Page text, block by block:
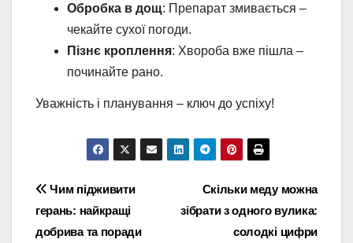
Обробка в дощ: Препарат змивається –
чекайте сухої погоди.
Пізнє кроплення: Хвороба вже пішла –
починайте рано.
Уважність і планування – ключ до успіху!
Навігація
записів
Скільки меду можна
зібрати з одного вулика:
солодкі цифри
Чим підживити
герань: найкращі
добрива та поради